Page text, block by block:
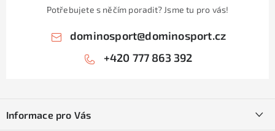
Potřebujete s něčím poradit? Jsme tu pro vás!
dominosport@dominosport.cz
+420 777 863 392
pInformace pro Vás